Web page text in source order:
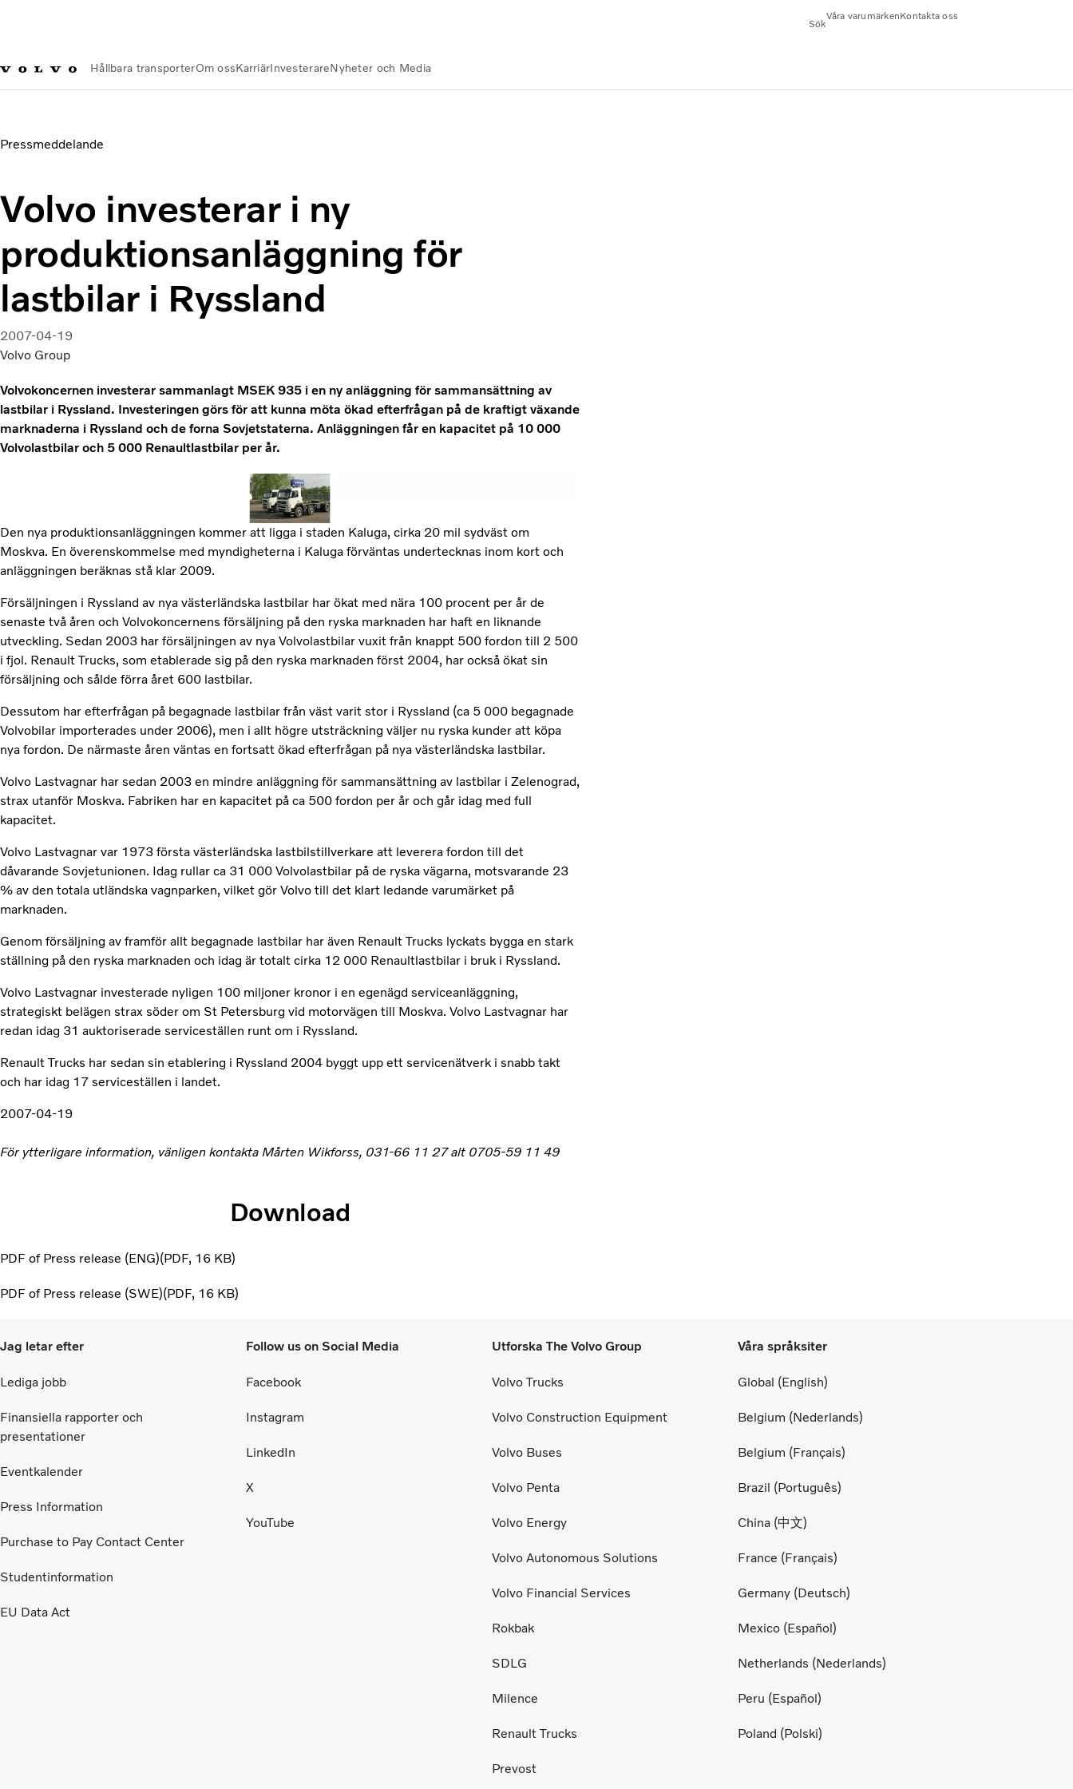
Sök
Våra varumärkenKontakta oss
Hållbara transporterOm ossKarriärInvesterareNyheter och Media
Pressmeddelande
Volvo investerar i ny
produktionsanläggning för
lastbilar i Ryssland
2007-04-19
Volvo Group
Volvokoncernen investerar sammanlagt MSEK 935 i en ny anläggning för sammansättning av
lastbilar i Ryssland. Investeringen görs för att kunna möta ökad efterfrågan på de kraftigt växande
marknaderna i Ryssland och de forna Sovjetstaterna. Anläggningen får en kapacitet på 10 000
Volvolastbilar och 5 000 Renaultlastbilar per år.
Den nya produktionsanläggningen kommer att ligga i staden Kaluga, cirka 20 mil sydväst om
Moskva. En överenskommelse med myndigheterna i Kaluga förväntas undertecknas inom kort och
anläggningen beräknas stå klar 2009.
Försäljningen i Ryssland av nya västerländska lastbilar har ökat med nära 100 procent per år de
senaste två åren och Volvokoncernens försäljning på den ryska marknaden har haft en liknande
utveckling. Sedan 2003 har försäljningen av nya Volvolastbilar vuxit från knappt 500 fordon till 2 500
i fjol. Renault Trucks, som etablerade sig på den ryska marknaden först 2004, har också ökat sin
försäljning och sålde förra året 600 lastbilar.
Dessutom har efterfrågan på begagnade lastbilar från väst varit stor i Ryssland (ca 5 000 begagnade
Volvobilar importerades under 2006), men i allt högre utsträckning väljer nu ryska kunder att köpa
nya fordon. De närmaste åren väntas en fortsatt ökad efterfrågan på nya västerländska lastbilar.
Volvo Lastvagnar har sedan 2003 en mindre anläggning för sammansättning av lastbilar i Zelenograd,
strax utanför Moskva. Fabriken har en kapacitet på ca 500 fordon per år och går idag med full
kapacitet.
Volvo Lastvagnar var 1973 första västerländska lastbilstillverkare att leverera fordon till det
dåvarande Sovjetunionen. Idag rullar ca 31 000 Volvolastbilar på de ryska vägarna, motsvarande 23
% av den totala utländska vagnparken, vilket gör Volvo till det klart ledande varumärket på
marknaden.
Genom försäljning av framför allt begagnade lastbilar har även Renault Trucks lyckats bygga en stark
ställning på den ryska marknaden och idag är totalt cirka 12 000 Renaultlastbilar i bruk i Ryssland.
Volvo Lastvagnar investerade nyligen 100 miljoner kronor i en egenägd serviceanläggning,
strategiskt belägen strax söder om St Petersburg vid motorvägen till Moskva. Volvo Lastvagnar har
redan idag 31 auktoriserade serviceställen runt om i Ryssland.
Renault Trucks har sedan sin etablering i Ryssland 2004 byggt upp ett servicenätverk i snabb takt
och har idag 17 serviceställen i landet.
2007-04-19
För ytterligare information, vänligen kontakta Mårten Wikforss, 031-66 11 27 alt 0705-59 11 49
Download
PDF of Press release (ENG) PDF 16 KB
PDF of Press release (SWE) PDF 16 KB
Jag letar efter
Lediga jobb
Finansiella rapporter och
presentationer
Eventkalender
Press Information
Purchase to Pay Contact Center
Studentinformation
EU Data Act
Follow us on Social Media
Facebook
Instagram
LinkedIn
X
YouTube
Utforska The Volvo Group
Volvo Trucks
Volvo Construction Equipment
Volvo Buses
Volvo Penta
Volvo Energy
Volvo Autonomous Solutions
Volvo Financial Services
Rokbak
SDLG
Milence
Renault Trucks
Prevost
Våra språksiter
Global (English)
Belgium (Nederlands)
Belgium (Français)
Brazil (Português)
China (中文)
France (Français)
Germany (Deutsch)
Mexico (Español)
Netherlands (Nederlands)
Peru (Español)
Poland (Polski)